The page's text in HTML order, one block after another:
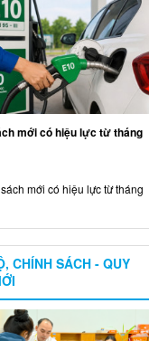
mới có hiệu lực từ tháng
mới có hiệu lực từ tháng
CHÍNH SÁCH - QUY